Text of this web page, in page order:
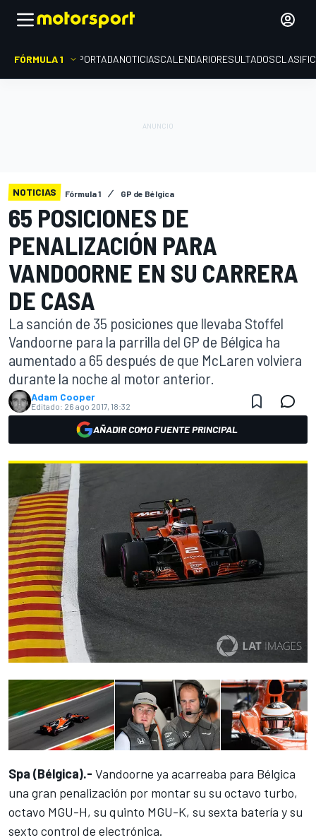
FÓRMULA 1 PORTADANOTICIASCALENDARIORESULTADOS
NOTICIAS Fórmula 1 GP de Bélgica
65 POSICIONES DE
PENALIZACIÓN PARA
VANDOORNE EN SU CARRERA
DE CASA
La sanción de 35 posiciones que llevaba Stoffel
Vandoorne para la parrilla del GP de Bélgica ha
aumentado a 65 después de que McLaren volviera
durante la noche al motor anterior.
Adam Cooper
Editado: 26 ago 2017, 18:32
AÑADIR COMO FUENTE PRINCIPAL
Spa (Bélgica).- Vandoorne ya acarreaba para Bélgica
una gran penalización por montar su su octavo turbo,
octavo MGU-H, su quinto MGU-K, su sexta batería y su
sexto control de electrónica.